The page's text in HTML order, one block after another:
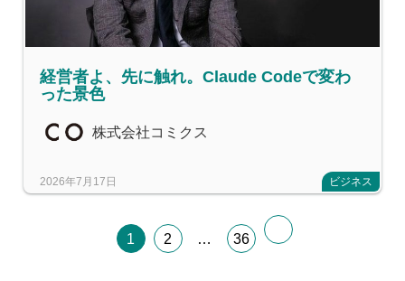
経営者よ、先に触れ。Claude Codeで変わ
った景色
株式会社コミクス
2026年7月17日 ビジネス
1 2 … 36